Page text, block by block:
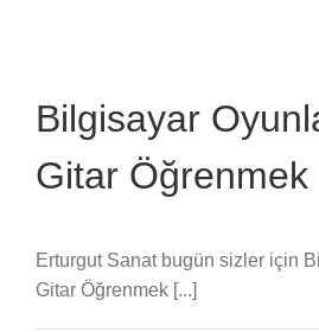
Bilgisayar
Gitar Öğrenmek
Erturgut Sanat bugün sizler için
Gitar Öğrenmek [...]